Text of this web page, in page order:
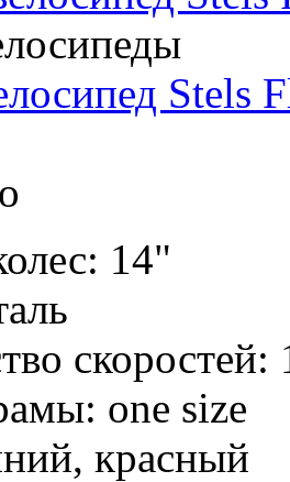
Stels
14"
скоростей:
one size
красный